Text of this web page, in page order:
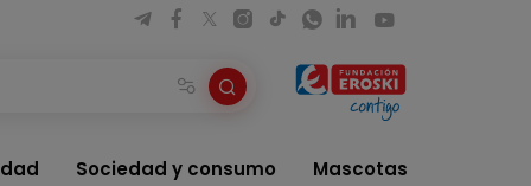
Sociedad y consumo Mascotas